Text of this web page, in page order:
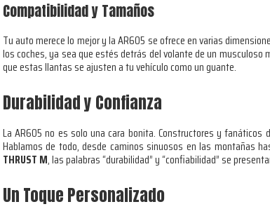
Compatibilidad y Tamaños
Tu auto merece lo mejor y la AR605 se ofrece en varias
los coches, ya sea que estés detrás del volante de un
que estas llantas se ajusten a tu vehículo como un guante.
Durabilidad y Confianza
La AR605 no es solo una cara bonita. Constructores y
Hablamos de todo, desde caminos sinuosos en las montañas
THRUST M, las palabras “durabilidad” y “confiabilidad” se
Un Toque Personalizado